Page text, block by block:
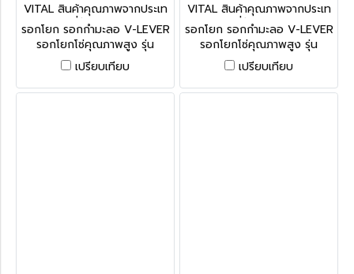
VITAL สินค้าคุณภาพจากประเท
ศญี่ปุ่น VR-60
รอกโยก รอกกำมะลอ V-LEVER
รอกโยกโซ่คุณภาพสูง รุ่น
VR,NR SERIES VITAL LEVER
HOISTS " V " LEVER (ญี่ปุ่น)
เปรียบเทียบ
VITAL สินค้าคุณภาพจากประเท
ศญี่ปุ่น VR-30
รอกโยก รอกกำมะลอ V-LEVER
รอกโยกโซ่คุณภาพสูง รุ่น
VR,NR SERIES VITAL LEVER
HOISTS " V " LEVER (ญี่ปุ่น)
เปรียบเทียบ